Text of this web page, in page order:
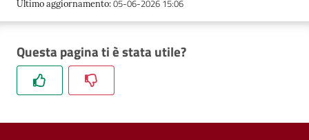
Trova
e
Ultimo aggiornamento:05-06-2026 15:06
Questa pagina ti è stata utile?